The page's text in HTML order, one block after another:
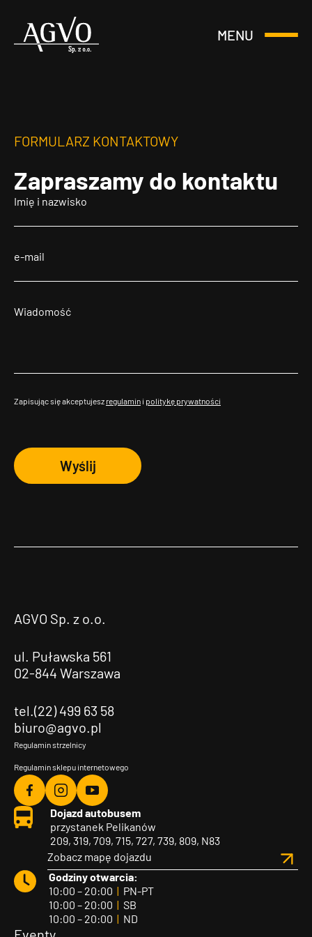
Header
MENU
Otwórz
FORMULARZ KONTAKTOWY
Zapraszamy do kontaktu
Zapisując się akceptujesz regulamin i politykę prywatności
Wyślij
AGVO Sp. z o.o.
ul. Puławska 561
02-844 Warszawa
tel.(22) 499 63 58
biuro@agvo.pl
Regulamin strzelnicy
Regulamin sklepu internetowego
Agvo
Facebook
Agvo
Instagram
Agvo
YouTube
Dojazd autobusem
przystanek Pelikanów
209, 319, 709, 715, 727, 739, 809, N83
Zobacz mapę dojazdu
Godziny otwarcia:
10:00 – 20:00 | PN-PT
10:00 – 20:00 | SB
10:00 – 20:00 | ND